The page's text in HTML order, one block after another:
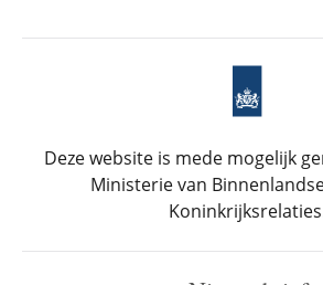
Deze website is mede mogelijk
Ministerie van